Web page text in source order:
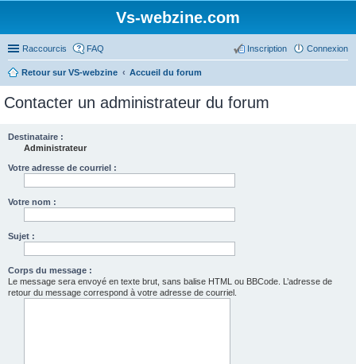
Vs-webzine.com
Raccourcis FAQ Connexion
Inscription
Retour sur VS-webzine Accueil du forum
Contacter un administrateur du forum
Destinataire :
Administrateur
Votre adresse de courriel :
Votre nom :
Sujet :
Corps du message :
Le message sera envoyé en texte brut, sans balise HTML ou BBCode. L’adresse de
retour du message correspond à votre adresse de courriel.